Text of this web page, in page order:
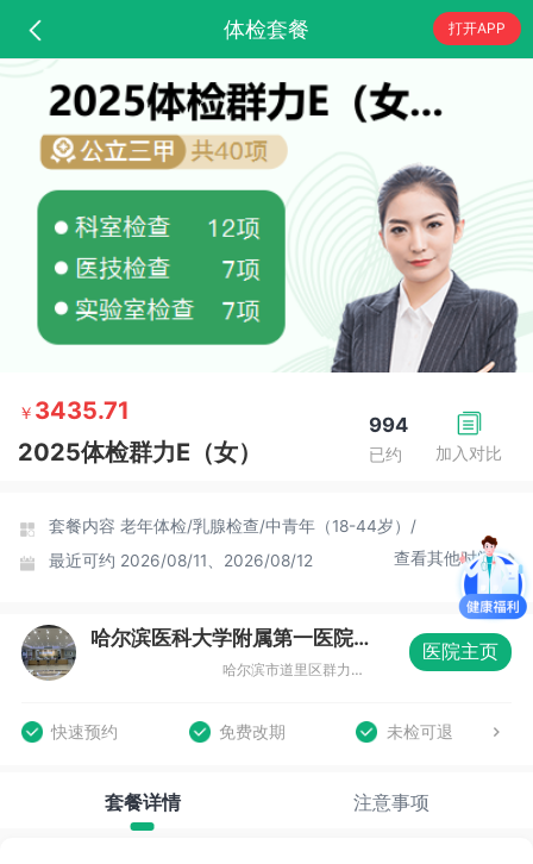
体检套餐 打开APP
加入对比
994
已约
￥ 3435.71
2025体检群力E（女）
套餐内容 老年体检/乳腺检查/中青年（18-44岁）/
最近可约 2026/08/11、2026/08/12 查看其他时间
哈尔滨医科大学附属第一医院体检中心群力院区
哈尔滨市道里区群力第七大道2075号体检中心
医院主页
快速预约 免费改期 未检可退
套餐详情 注意事项